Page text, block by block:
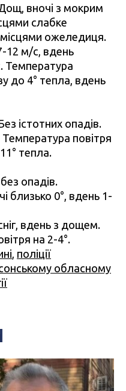
вночі з мокрим
слабке
місцями ожеледиця.
12 м/с, вдень
Температура
до 4° тепла, вдень
істотних опадів.
повітря
тепла.
опадів.
близько 0°, вдень 1-
вдень з дощем.
на 2-4°.
поліції
обласному